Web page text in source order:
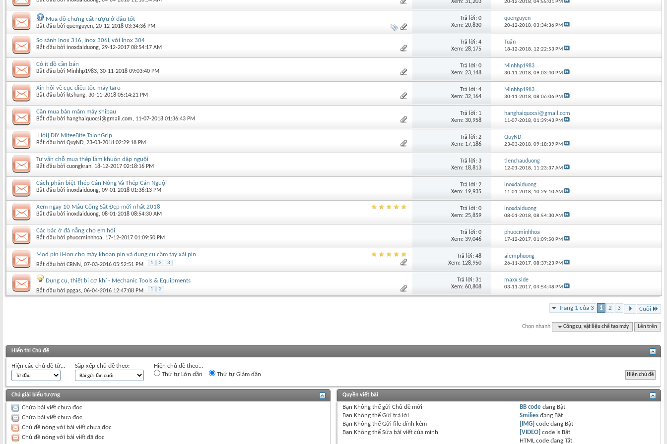
Xem: 31,203 20-12-2018,04:55:01 PM
Mua đồ chưng cất rượu ở đâu tốt
Bắt đầu bởi quenguyen‎, 20-12-2018 03:34:36 PM
Trả lời: 0
Xem: 20,830
quenguyen
20-12-2018,03:34:36 PM
So sánh Inox 316, Inox 306L với Inox 304
Bắt đầu bởi inoxdaiduong‎, 29-12-2017 08:54:17 AM
Trả lời: 4
Xem: 28,175
Tuấn
18-12-2018, 12:22:53 PM
Có ít đồ cần bán
Bắt đầu bởi Minhhp1983‎, 30-11-2018 09:03:40 PM
Trả lời: 0
Xem: 23,148
Minhhp1983
30-11-2018,09:03:40 PM
Xin hỏi về cục điều tốc máy taro
Bắt đầu bởi ktshung‎, 30-11-2018 05:14:21 PM
Trả lời: 4
Xem: 32,164
Minhhp1983
30-11-2018,08:06:06 PM
Cần mua bàn mâm máy shibau
Bắt đầu bởi hanghaiquocsi@gmail.com‎, 11-07-2018 01:36:43 PM
Trả lời: 1
Xem: 30,958
hanghaiquocsi@gmail.com
11-07-2018,01:39:43 PM
[Hỏi] DIY MiteeBite TalonGrip
Bắt đầu bởi QuyND‎, 23-03-2018 02:29:18 PM
Trả lời: 2
Xem: 17,186
QuyND
23-03-2018,09:18:39 PM
Tư vấn chỗ mua thép làm khuôn dập nguội
Bắt đầu bởi cuongkran‎, 18-12-2017 02:18:16 PM
Trả lời: 3
Xem: 18,813
tienchauduong
12-01-2018, 11:23:37 AM
Cách phân biệt Thép Cán Nóng Và Thép Cán Nguội
Bắt đầu bởi inoxdaiduong‎, 09-01-2018 01:36:13 PM
Trả lời: 2
Xem: 19,935
inoxdaiduong
11-01-2018, 10:29:10 AM
Xem ngay 10 Mẫu Cổng Sắt Đẹp mới nhất 2018
Bắt đầu bởi inoxdaiduong‎, 08-01-2018 08:54:30 AM
Trả lời: 0
Xem: 25,859
inoxdaiduong
08-01-2018,08:54:30 AM
Các bác ở đà nẵng cho em hỏi
Bắt đầu bởi phuocminhhoa‎, 17-12-2017 01:09:50 PM
Trả lời: 0
Xem: 39,046
phuocminhhoa
17-12-2017,01:09:50 PM
Mod pin li-ion cho máy khoan pin và dụng cụ cầm tay xài pin .
Bắt đầu bởi CBNN ‎, 07-03-2016 05:52:51 PM 1 2 3
Trả lời: 48
Xem: 128,950
aiemphuong
26-11-2017,08:37:23 PM
Dụng cụ, thiết bị cơ khí - Mechanic Tools & Equipments
Bắt đầu bởi ppgas‎, 06-04-2016 12:47:08 PM 1 2
Trả lời: 31
Xem: 60,808
maxx.side
03-11-2017,04:54:48 PM
Trang 1 của 3 1 2 3 Cuối
Chọn nhanh Công cụ, vật liệu chế tạo máy Lên trên
Hiển thị Chủ đề
Hiện các chủ đề từ... Sắp xếp chủ đề theo:
Hiện chủ đề theo...
Thứ tự Lớn dần
Thứ tự Giảm dần
Chú giải biểu tượng
Chứa bài viết chưa đọc
Chứa bài viết chưa đọc
Chủ đề nóng với bài viết chưa đọc
Chủ đề nóng với bài viết đã đọc
Quyền viết bài
Bạn Không thểgửi Chủ đề mới
Bạn Không thểGửi trả lời
Bạn Không thểGửi file đính kèm
Bạn Không thểSửa bài viết của mình
BB code đang Bật
Smilies đang Bật
[IMG] code đang Bật
[VIDEO] code is Bật
HTML code đangTắt